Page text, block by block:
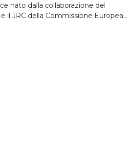
nato dalla collaborazione del
il JRC della Commissione Europea…